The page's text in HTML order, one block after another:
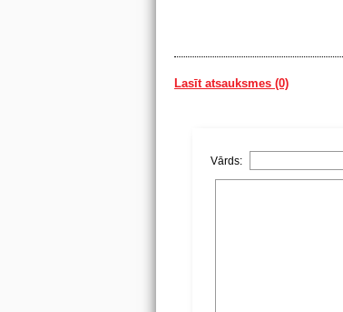
Lasīt atsauksmes (0)
Vārds: